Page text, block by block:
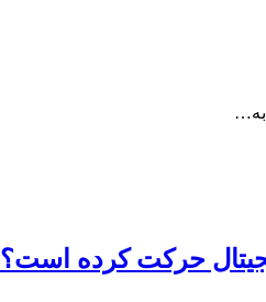
حرکت کرده است؟